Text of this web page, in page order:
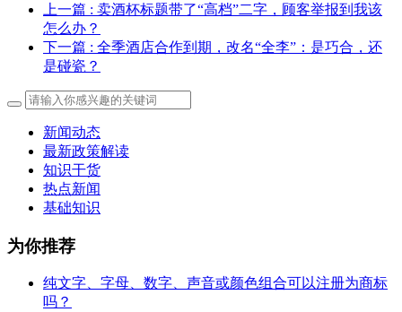
上一篇 : 卖酒杯标题带了“高档”二字，顾客举报到我该
怎么办？
下一篇 : 全季酒店合作到期，改名“全李”：是巧合，还
是碰瓷？
新闻动态
最新政策解读
知识干货
热点新闻
基础知识
为你推荐
纯文字、字母、数字、声音或颜色组合可以注册为商标
吗？